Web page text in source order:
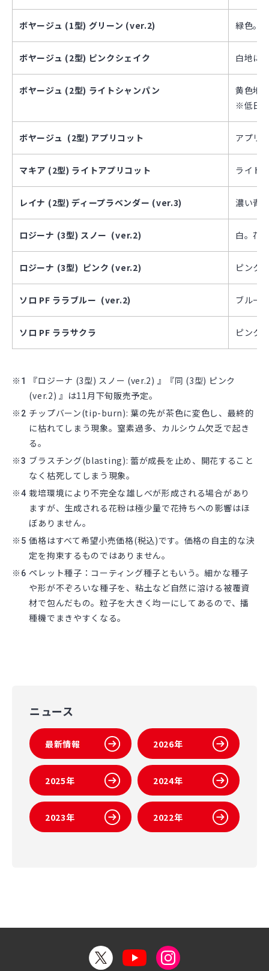
ボヤージュ (1型) グリーン (ver.2) 緑色。
ボヤージュ (2型) ピンクシェイク 白地に
ボヤージュ (2型) ライトシャンパン
黄色地
※低日
ボヤージュ (2型) アプリコット アプリ
マキア (2型) ライトアプリコット ライト
レイナ (2型) ディープラベンダー (ver.3) 濃い青
ロジーナ (3型) スノー (ver.2) 白。花
ロジーナ (3型) ピンク (ver.2) ピンク
ソロ PF ララブルー (ver.2) ブルー
ソロ PF ララサクラ ピンク
※
『ロジーナ (3型) スノー (ver.2) 』『同 (3型) ピンク
(ver.2) 』は11月下旬販売予定。
※
チップバーン(tip-burn): 葉の先が茶色に変色し、最終的
に枯れてしまう現象。窒素過多、カルシウム欠乏で起き
る。
※
ブラスチング(blasting): 蕾が成長を止め、開花すること
なく枯死してしまう現象。
※
栽培環境により不完全な雄しべが形成される場合があり
ますが、生成される花粉は極少量で花持ちへの影響はほ
ぼありません。
※
価格はすべて希望小売価格(税込)です。価格の自主的な決
定を拘束するものではありません。
※
ペレット種子：コーティング種子ともいう。細かな種子
や形が不ぞろいな種子を、粘土など自然に溶ける被覆資
材で包んだもの。粒子を大きく均一にしてあるので、播
種機でまきやすくなる。
ニュース
最新情報 2026年
2025年 2024年
2023年 2022年